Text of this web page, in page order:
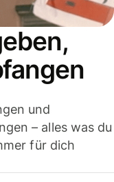
und
– alles was du
für dich